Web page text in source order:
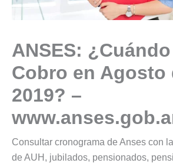
ANSES:
Cobro en Agosto
2019? –
Consultar cronograma de Anses con
de AUH, jubilados, pensionados,